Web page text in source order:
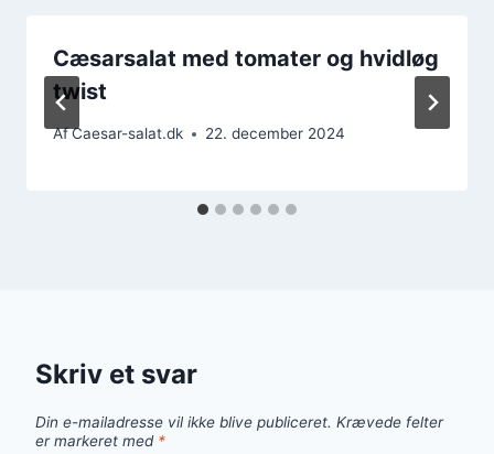
Cæsarsalat med tomater og hvidløg
twist
AfCaesar-salat.dk 22. december 2024
Skriv et svar
Din e-mailadresse vil ikke blive publiceret. Krævede felter
er markeret med *